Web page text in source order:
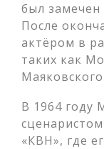
был
После
актёром в
таких как
В 1964 году
«КВН», где